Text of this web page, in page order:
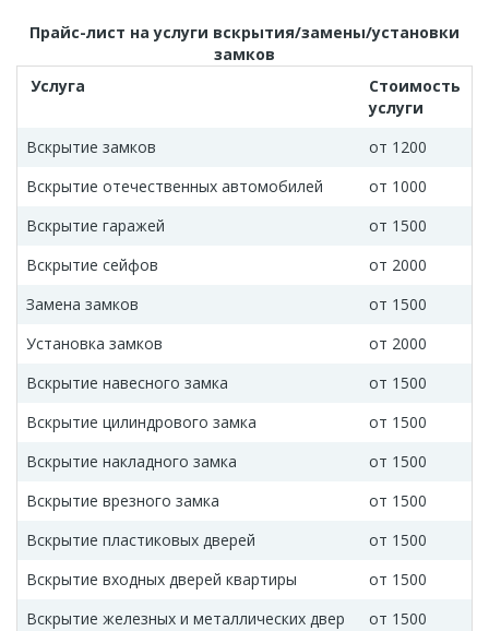
Прайс-лист на услуги вскрытия/замены/установки
замков
Услуга
Стоимость
услуги
Вскрытие замков
от 1200
Вскрытие отечественных автомобилей
от 1000
Вскрытие гаражей
от 1500
Вскрытие сейфов
от 2000
Замена замков
от 1500
Установка замков
от 2000
Вскрытие навесного замка
от 1500
Вскрытие цилиндрового замка
от 1500
Вскрытие накладного замка
от 1500
Вскрытие врезного замка
от 1500
Вскрытие пластиковых дверей
от 1500
Вскрытие входных дверей квартиры
от 1500
Вскрытие железных и металлических двер
от 1500